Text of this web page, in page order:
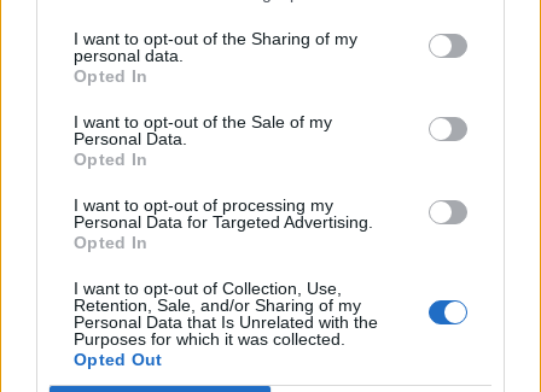
I want to opt-out of the Sharing of my
personal data.
Opted In
I want to opt-out of the Sale of my
Personal Data.
Opted In
I want to opt-out of processing my
Personal Data for Targeted Advertising.
Opted In
I want to opt-out of Collection, Use,
Retention, Sale, and/or Sharing of my
Personal Data that Is Unrelated with the
Purposes for which it was collected.
Opted Out
ΣΥΜΠΤΩΜΑΤΟΛΟΓΙΑ
Το ύπουλο σύμπτωμα του εμφράγματος
που πολλοί νομίζουν ότι είναι ακίνδυνο
– Το εμφανίζουν κυρίως οι γυναίκες
αλλά μπορεί να σχετίζεταο με έμφραγμα,
ιδιαίτερα στις γυναίκες. Ειδικός συμβουλεύει
πότε να ανησυχήσετε.